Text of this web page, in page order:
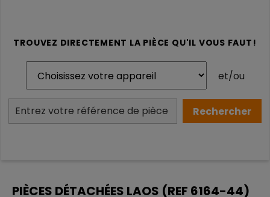
RETROUVEZ SUR CETTE
D'ORIGINES POUR VOTRE
TROUVEZ DIRECTEMENT LA PIÈCE QU'IL VOUS FAUT!
et/ou
PIÈCES DÉTACHÉES LAOS (REF 6164-44)